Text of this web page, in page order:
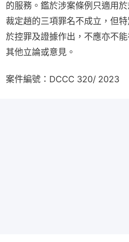
的服務。鑑於涉案條例只適用
裁定趙的三項罪名不成立，但
於控罪及證據作出，不應亦不
其他立論或意見。
案件編號：DCCC 320/ 2023